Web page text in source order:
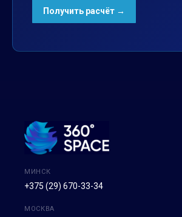
МИНСК
+375 (29) 670-33-34
МОСКВА